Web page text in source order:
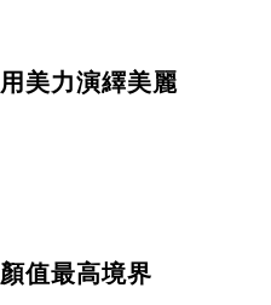
美力演繹美麗
值最高境界